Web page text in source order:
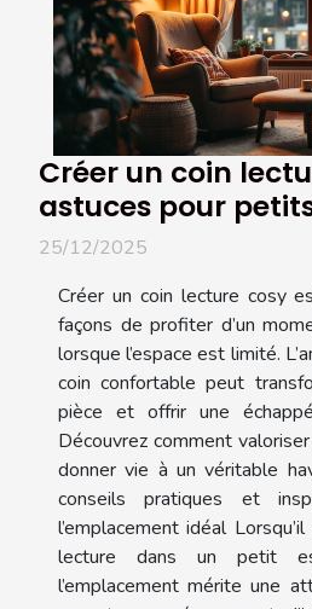
Créer un coin
astuces pour
25/12/2025
Créer un coin lecture cosy
façons de profiter d’un
lorsque l’espace est limité.
coin confortable peut
pièce et offrir une
Découvrez comment
donner vie à un véritable
conseils pratiques et
l’emplacement idéal
lecture dans un petit
l’emplacement mérite une